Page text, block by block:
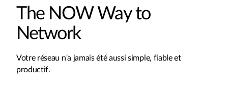
The NOW Way to
Network
Votre réseau n'a jamais été aussi simple, fiable et
productif.